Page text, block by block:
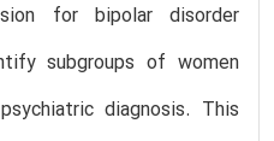
for bipolar disorder
subgroups of women
diagnosis. This